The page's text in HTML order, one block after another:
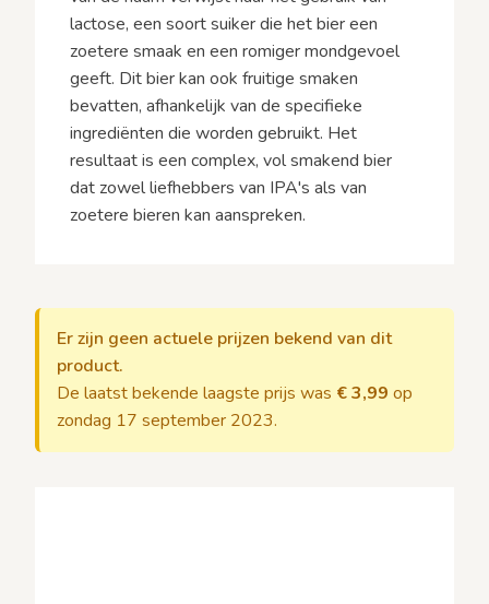
lactose, een soort suiker die het bier een
zoetere smaak en een romiger mondgevoel
geeft. Dit bier kan ook fruitige smaken
bevatten, afhankelijk van de specifieke
ingrediënten die worden gebruikt. Het
resultaat is een complex, vol smakend bier
dat zowel liefhebbers van IPA's als van
zoetere bieren kan aanspreken.
Er zijn geen actuele prijzen bekend van dit
product.
De laatst bekende laagste prijs was € 3,99 op
zondag 17 september 2023.